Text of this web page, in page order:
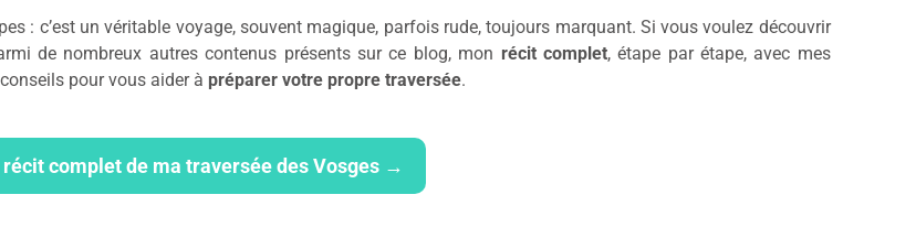
: c’est un véritable voyage, souvent magique, parfois rude, toujours marquant. Si vous voulez découvrir
de nombreux autres contenus présents sur ce blog, mon récit complet, étape par étape, avec mes
pour vous aider à préparer votre propre traversée.
complet de ma traversée des Vosges →